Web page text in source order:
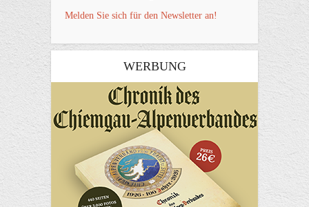
Melden Sie sich für den Newsletter an!
WERBUNG